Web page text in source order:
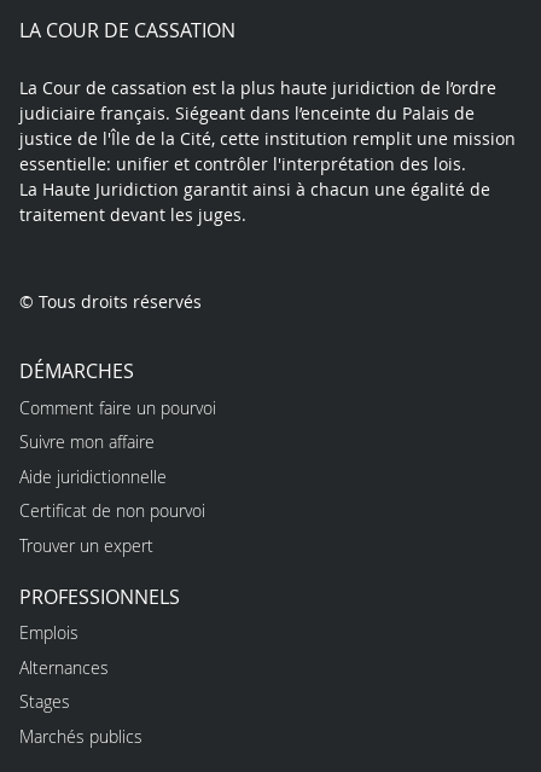
LA COUR DE CASSATION
La Cour de cassation est la plus haute juridiction de l’ordre
judiciaire français. Siégeant dans l’enceinte du Palais de
justice de l'Île de la Cité, cette institution remplit une mission
essentielle: unifier et contrôler l'interprétation des lois.
La Haute Juridiction garantit ainsi à chacun une égalité de
traitement devant les juges.
© Tous droits réservés
DÉMARCHES
Comment faire un pourvoi
Suivre mon affaire
Aide juridictionnelle
Certificat de non pourvoi
Trouver un expert
PROFESSIONNELS
Emplois
Alternances
Stages
Marchés publics